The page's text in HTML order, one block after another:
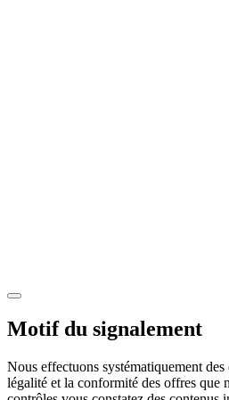
Motif du signalement
Nous effectuons systématiquement
légalité et la conformité des offres que